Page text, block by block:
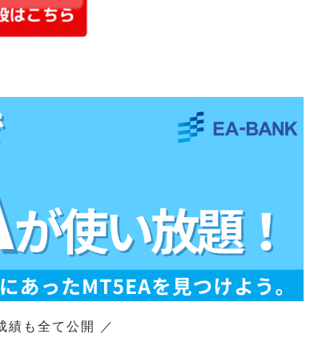
績も全て公開 ／